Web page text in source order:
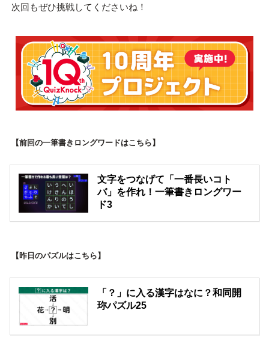
次回もぜひ挑戦してくださいね！
【前回の一筆書きロングワードはこちら】
文字をつなげて「一番長いコト
バ」を作れ！一筆書きロングワー
ド3
【昨日のパズルはこちら】
「？」に入る漢字はなに？和同開
珎パズル25